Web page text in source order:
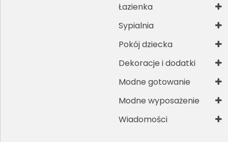
Łazienka
Sypialnia
Pokój dziecka
Dekoracje i dodatki
Modne gotowanie
Modne wyposażenie
Wiadomości